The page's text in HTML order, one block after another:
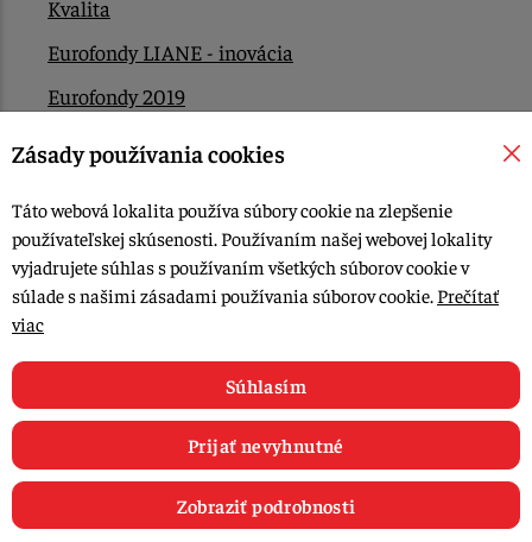
Kvalita
Eurofondy LIANE - inovácia
Eurofondy 2019
Eurofondy 2022/2023
Kontakt
© 2015-2026, LIANA GOLIAŠ s.r.o. všetky práva vyhradené.
Upraviť nastavenia Cookies
Zásady používania cookies
Táto webová lokalita používa súbory cookie na zlepšenie
používateľskej skúsenosti. Používaním našej webovej lokality
vyjadrujete súhlas s používaním všetkých súborov cookie v
súlade s našimi zásadami používania súborov cookie. Prečítať
viac
Súhlasím
Prijať nevyhnutné
Zobraziť podrobnosti